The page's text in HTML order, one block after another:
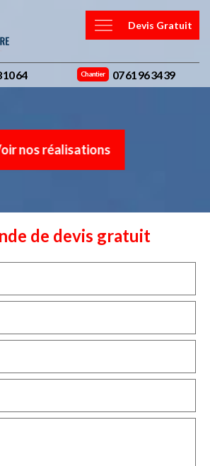
Devis Gratuit
10 64 Chantier 07 61 96 34 39
nos réalisations
de devis gratuit